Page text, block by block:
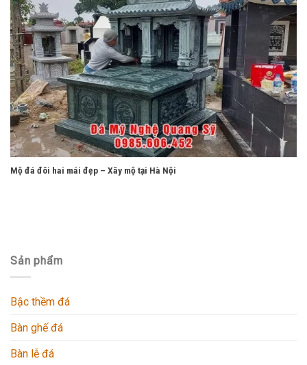
Mộ đá đôi hai mái đẹp – Xây mộ tại Hà Nội
Sản phẩm
Bậc thềm đá
Bàn ghế đá
Bàn lễ đá